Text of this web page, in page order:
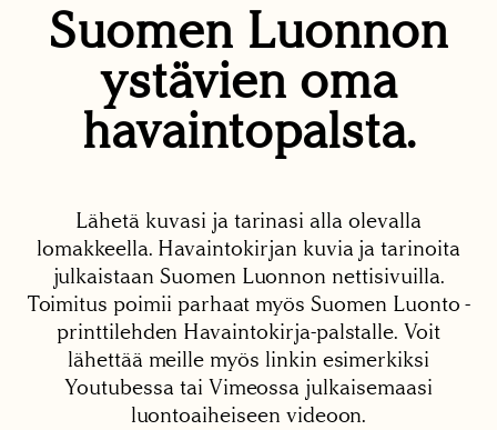
Suomen Luonnon
ystävien oma
havaintopalsta.
Lähetä kuvasi ja tarinasi alla olevalla
lomakkeella. Havaintokirjan kuvia ja tarinoita
julkaistaan Suomen Luonnon nettisivuilla.
Toimitus poimii parhaat myös Suomen Luonto -
printtilehden Havaintokirja-palstalle. Voit
lähettää meille myös linkin esimerkiksi
Youtubessa tai Vimeossa julkaisemaasi
luontoaiheiseen videoon.